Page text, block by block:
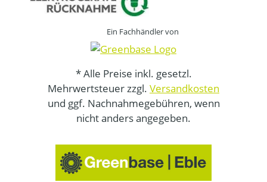
Ein Fachhändler von
* Alle Preise inkl. gesetzl.
Mehrwertsteuer zzgl. Versandkosten
und ggf. Nachnahmegebühren, wenn
nicht anders angegeben.